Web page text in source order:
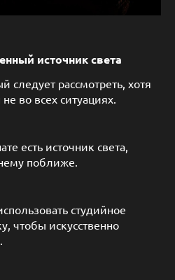
источник света
следует рассмотреть, хотя
во всех ситуациях.
есть источник света,
поближе.
студийное
чтобы искусственно